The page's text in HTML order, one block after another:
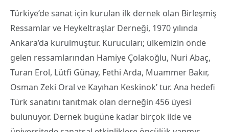
Türkiye’de sanat için kurulan ilk dernek olan Birleşmiş
Ressamlar ve Heykeltraşlar Derneği, 1970 yılında
Ankara’da kurulmuştur. Kurucuları; ülkemizin önde
gelen ressamlarından Hamiye Çolakoğlu, Nuri Abaç,
Turan Erol, Lütfi Günay, Fethi Arda, Muammer Bakır,
Osman Zeki Oral ve Kayıhan Keskinok’ tur. Ana hedefi
Türk sanatını tanıtmak olan derneğin 456 üyesi
bulunuyor. Dernek bugüne kadar birçok ilde ve